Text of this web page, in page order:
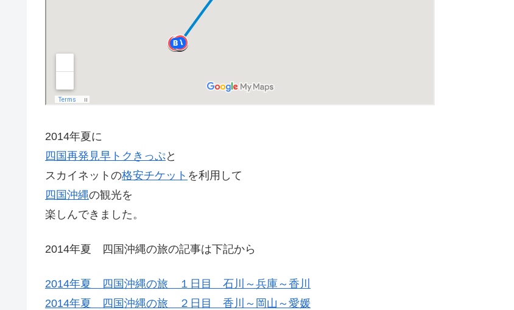
2014年夏に
四国再発見早トクきっぷと
スカイネットの格安チケット を利用して
四国沖縄の観光を
楽しんできました。
2014年夏 四国沖縄の旅の記事は下記から
2014年夏 四国沖縄の旅 １日目 石川～兵庫～香川
2014年夏 四国沖縄の旅 ２日目 香川～岡山～愛媛